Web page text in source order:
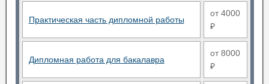
Практическая часть дипломной работы
от 4000
₽
Дипломная работа для бакалавра
от 8000
₽